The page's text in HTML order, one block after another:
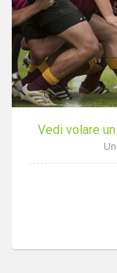
Vedi volare